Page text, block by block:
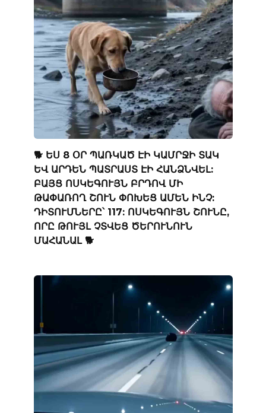
🐕 ԵՍ 8 ՕՐ ՊԱՌԿԱԾ ԷԻ ԿԱՄՐՋԻ ՏԱԿ
ԵՎ ԱՐԴԵՆ ՊԱՏՐԱՍՏ ԷԻ ՀԱՆՁՆՎԵԼ:
ԲԱՅՑ ՈՍԿԵԳՈՒՅՆ ԲՐԴՈՎ ՄԻ
ԹԱՓԱՌՈՂ ՇՈՒՆ ՓՈԽԵՑ ԱՄԵՆ ԻՆՉ:
ԴԻՏՈՒՄՆԵՐԸ՝ 117: ՈՍԿԵԳՈՒՅՆ ՇՈՒՆԸ,
ՈՐԸ ԹՈՒՅԼ ՉՏՎԵՑ ԾԵՐՈՒՆՈՒՆ
ՄԱՀԱՆԱԼ 🐕